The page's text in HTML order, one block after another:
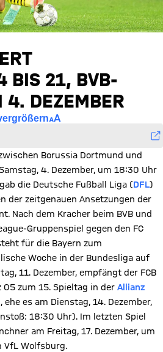
BIS 21, BVB-
4. DEZEMBER
Borussia Dortmund und
4. Dezember, um 18:30 Uhr
die Deutsche Fußball Liga (DFL)
der zeitgenauen Ansetzungen der
Nach dem Kracher beim BVB und
Gruppenspiel gegen den FC
für die Bayern zum
Woche in der Bundesliga auf
11. Dezember, empfängt der FCB
05 zum 15. Spieltag in der Allianz
es am Dienstag, 14. Dezember,
18:30 Uhr). Im letzten Spiel
am Freitag, 17. Dezember, um
VfL Wolfsburg.